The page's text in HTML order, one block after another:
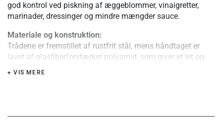
god kontrol ved piskning af æggeblommer, vinaigretter,
marinader, dressinger og mindre mængder sauce.
Materiale og konstruktion:
Trådene er fremstillet af rustfrit stål, mens håndtaget er
lavet af glasfiberforstærket polyamid, som giver et let og
robust greb. For enden af håndtaget er der et hul, så
skåle, målebægre og kander, hvor et større piskeris kan
+ VIS MERE